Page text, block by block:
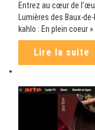
Entrez au cœur de
Lumières des Baux-
kahlo : En plein coeur
Lire la suite